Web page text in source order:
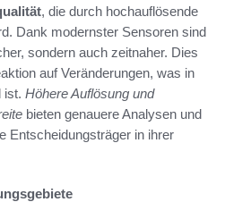
, die durch hochauflösende
Dank modernster Sensoren sind
sondern auch zeitnaher. Dies
auf Veränderungen, was in
ist. Höhere Auflösung und
bieten genauere Analysen und
Entscheidungsträger in ihrer